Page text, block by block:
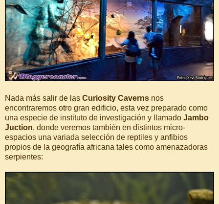
Nada más salir de las Curiosity Caverns nos
encontraremos otro gran edificio, esta vez preparado como
una especie de instituto de investigación y llamado Jambo
Juction, donde veremos también en distintos micro-
espacios una variada selección de reptiles y anfibios
propios de la geografía africana tales como amenazadoras
serpientes: